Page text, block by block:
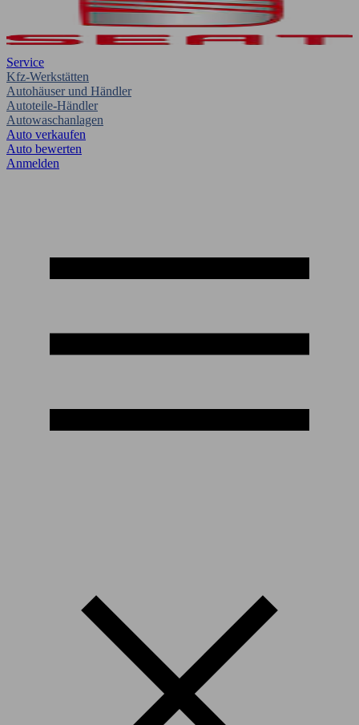
Service
Kfz-Werkstätten
Autohäuser und Händler
Autoteile-Händler
Autowaschanlagen
Auto verkaufen
Auto bewerten
Anmelden